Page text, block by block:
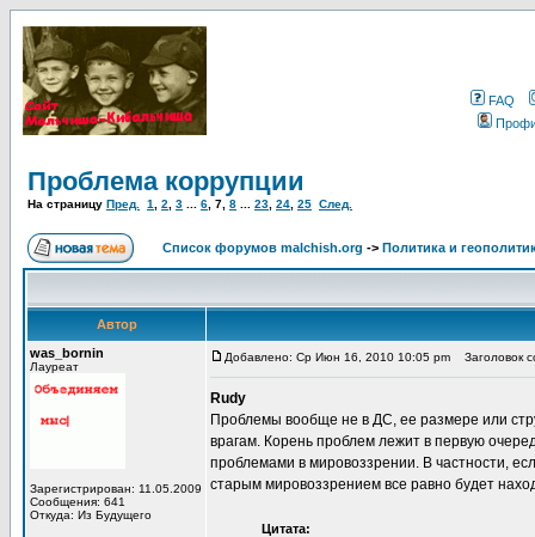
FAQ
Проблема коррупции
На страницу Пред. 1 2 3 6 7 8 23 24 25 След.
Список форумов malchish.org -> Политика и
Автор
was_bornin
Лауреат
Зарегистрирован: 11.05.2009
Сообщения: 641
Откуда: Из Будущего
Добавлено: Ср Июн 16, 2010 10:05 pm Заголовок
Rudy
Проблемы вообще не в ДС, ее размере или
врагам. Корень проблем лежит в первую
проблемами в мировоззрении. В частности,
старым мировоззрением все равно будет
Цитата: